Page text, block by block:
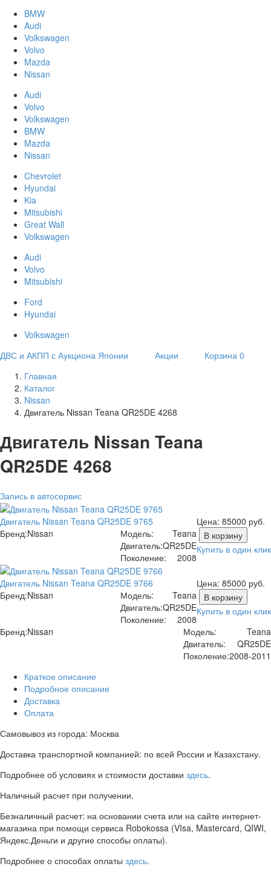
BMW
Audi
Volkswagen
Volvo
Mazda
Nissan
Audi
Volvo
Volkswagen
BMW
Mazda
Nissan
Chevrolet
Hyundai
Kia
Mitsubishi
Great Wall
Volkswagen
Audi
Volvo
Mitsubishi
Ford
Hyundai
Volkswagen
ДВС и АКПП с Аукциона Японии
Акции Корзина0
Главная
Каталог
Nissan
Двигатель Nissan Teana QR25DE 4268
Двигатель Nissan Teana
QR25DE 4268
Запись в автосервис
Двигатель Nissan Teana QR25DE 9765
Бренд:Nissan Модель:
Teana
Двигатель:QR25DE
Поколение:
2008
Цена: 85000 руб.
В корзину
Купить в один клик
Двигатель Nissan Teana QR25DE 9766
Бренд:Nissan Модель:
Teana
Двигатель:QR25DE
Поколение:
2008
Цена: 85000 руб.
В корзину
Купить в один клик
Бренд:Nissan Модель:
Teana
Двигатель:
QR25DE
Поколение:2008-2011
Краткое описание
Подробное описание
Доставка
Оплата
Самовывоз из города: Москва
Доставка транспортной компанией: по всей России и Казахстану.
Подробнее об условиях и стоимости доставки здесь.
Наличный расчет при получении.
Безналичный расчет: на основании счета или на сайте интернет-
магазина при помощи сервиса Robokossa (VIsa, Mastercard, QIWI,
Яндекс.Деньги и другие способы оплаты).
Подробнее о способах оплаты здесь.